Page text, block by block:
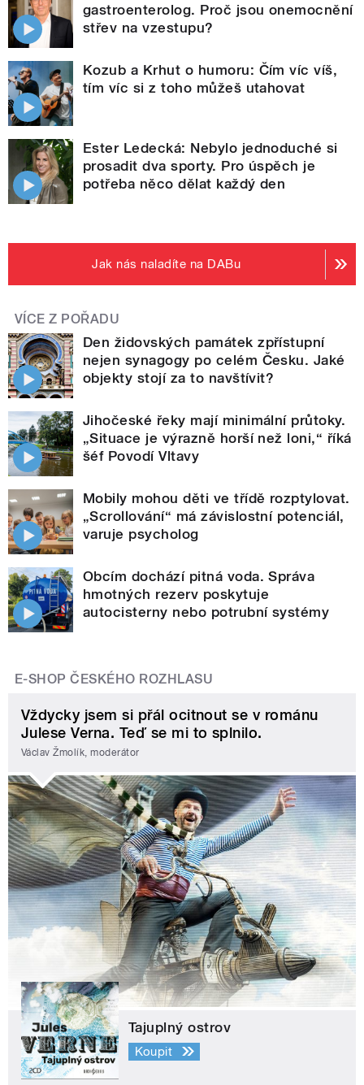
gastroenterolog. Proč jsou onemocnění
střev na vzestupu?
Kozub a Krhut o humoru: Čím víc víš,
tím víc si z toho můžeš utahovat
Ester Ledecká: Nebylo jednoduché si
prosadit dva sporty. Pro úspěch je
potřeba něco dělat každý den
Jak nás naladíte na DABu
VÍCE Z POŘADU
Den židovských památek zpřístupní
nejen synagogy po celém Česku. Jaké
objekty stojí za to navštívit?
Jihočeské řeky mají minimální průtoky.
„Situace je výrazně horší než loni,“ říká
šéf Povodí Vltavy
Mobily mohou děti ve třídě rozptylovat.
„Scrollování“ má závislostní potenciál,
varuje psycholog
Obcím dochází pitná voda. Správa
hmotných rezerv poskytuje
autocisterny nebo potrubní systémy
E-SHOP ČESKÉHO ROZHLASU
Vždycky jsem si přál ocitnout se v románu
Julese Verna. Teď se mi to splnilo.
Václav Žmolík, moderátor
Tajuplný ostrov
Koupit